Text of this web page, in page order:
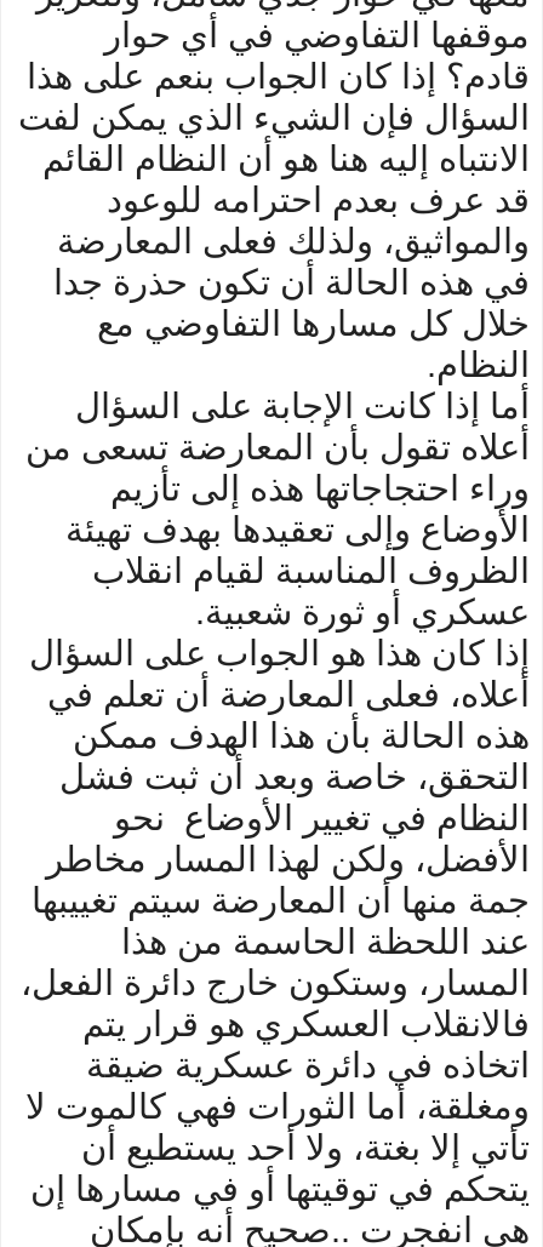
موقفها التفاوضي في أي حوار
قادم؟ إذا كان الجواب بنعم على هذا
السؤال فإن الشيء الذي يمكن لفت
الانتباه إليه هنا هو أن النظام القائم
قد عرف بعدم احترامه للوعود
والمواثيق، ولذلك فعلى المعارضة
في هذه الحالة أن تكون حذرة جدا
خلال كل مسارها التفاوضي مع
النظام.
أما إذا كانت الإجابة على السؤال
أعلاه تقول بأن المعارضة تسعى من
وراء احتجاجاتها هذه إلى تأزيم
الأوضاع وإلى تعقيدها بهدف تهيئة
الظروف المناسبة لقيام انقلاب
عسكري أو ثورة شعبية.
إذا كان هذا هو الجواب على السؤال
أعلاه، فعلى المعارضة أن تعلم في
هذه الحالة بأن هذا الهدف ممكن
التحقق، خاصة وبعد أن ثبت فشل
النظام في تغيير الأوضاع نحو
الأفضل، ولكن لهذا المسار مخاطر
جمة منها أن المعارضة سيتم تغييبها
عند اللحظة الحاسمة من هذا
المسار، وستكون خارج دائرة الفعل،
فالانقلاب العسكري هو قرار يتم
اتخاذه في دائرة عسكرية ضيقة
ومغلقة، أما الثورات فهي كالموت لا
تأتي إلا بغتة، ولا أحد يستطيع أن
يتحكم في توقيتها أو في مسارها إن
هي انفجرت ..صحيح أنه بإمكان